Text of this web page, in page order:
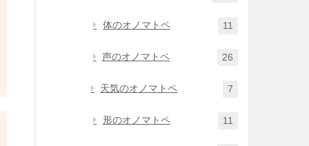
体のオノマトペ 11
声のオノマトペ 26
天気のオノマトペ 7
形のオノマトペ 11